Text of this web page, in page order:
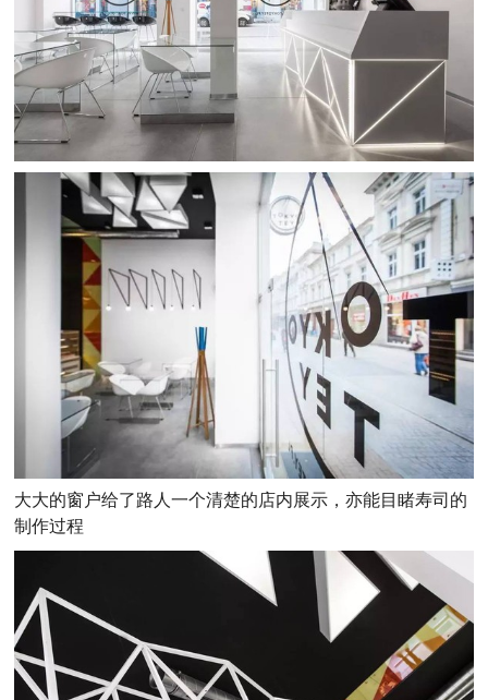
大大的窗户给了路人一个清楚的店内展示，亦能目睹寿司的
制作过程